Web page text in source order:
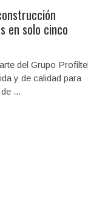
en solo cinco
del Grupo
y de calidad para
...